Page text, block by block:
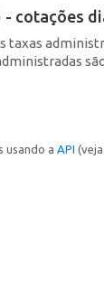
- cotações
taxas
usando a API (veja